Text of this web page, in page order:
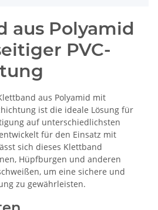
aus Polyamid
PVC-
aus Polyamid mit
ist die ideale Lösung für
auf unterschiedlichsten
für den Einsatz mit
sich dieses Klettband
Hüpfburgen und anderen
um eine sichere und
zu gewährleisten.